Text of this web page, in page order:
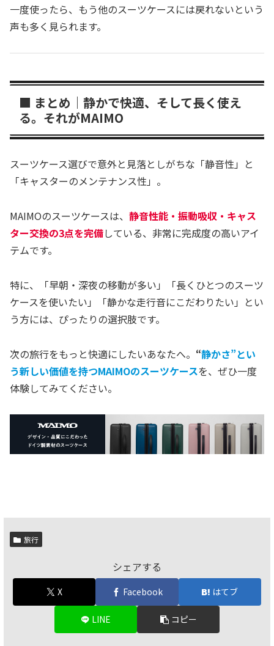
一度使ったら、もう他のスーツケースには戻れないという
声も多く見られます。
■ まとめ｜静かで快適、そして長く使え
る。それがMAIMO
スーツケース選びで意外と見落としがちな「静音性」と
「キャスターのメンテナンス性」。
MAIMOのスーツケースは、 静音性能・振動吸収・キャス
ター交換の3点を完備している、非常に完成度の高いアイ
テムです。
特に、「早朝・深夜の移動が多い」「長くひとつのスーツ
ケースを使いたい」「静かな走行音にこだわりたい」とい
う方には、ぴったりの選択肢です。
次の旅行をもっと快適にしたいあなたへ。 “静かさ”とい
う新しい価値を持つMAIMOのスーツケースを、ぜひ一度
体験してみてください。
旅行
シェアする
X Facebook はてブ
LINE コピー